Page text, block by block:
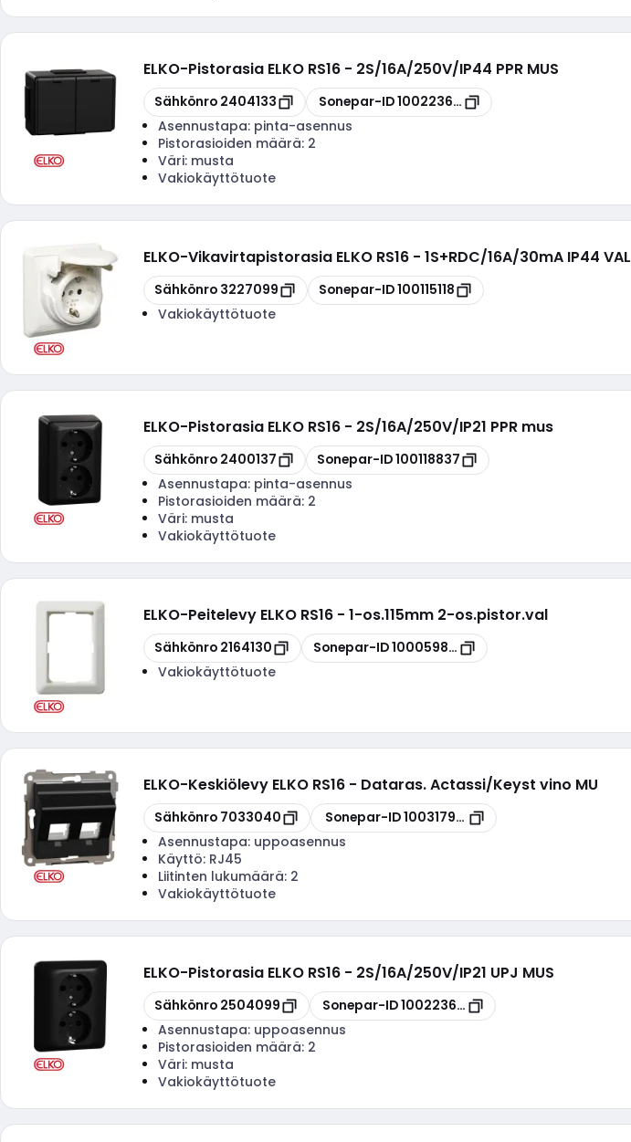
ELKO-Pistorasia ELKO RS16 - 2S/16A/250V/IP44 PPR MUS
Kopioi
Sähkönro 2404133 Kopioi
Sonepar-ID100223622
Asennustapa: pinta-asennus
Pistorasioiden määrä: 2
Väri: musta
Vakiokäyttötuote
ELKO-Vikavirtapistorasia ELKO RS16 - 1S+RDC/16A/30mA IP44 VAL
Kopioi
Sähkönro 3227099 Kopioi
Sonepar-ID100115118
Vakiokäyttötuote
ELKO-Pistorasia ELKO RS16 - 2S/16A/250V/IP21 PPR mus
Kopioi
Sähkönro 2400137 Kopioi
Sonepar-ID100118837
Asennustapa: pinta-asennus
Pistorasioiden määrä: 2
Väri: musta
Vakiokäyttötuote
ELKO-Peitelevy ELKO RS16 - 1-os.115mm 2-os.pistor.val
Kopioi
Sähkönro 2164130 Kopioi
Sonepar-ID100059878
Vakiokäyttötuote
ELKO-Keskiölevy ELKO RS16 - Dataras. Actassi/Keyst vino MU
Kopioi
Sähkönro 7033040 Kopioi
Sonepar-ID100317985
Asennustapa: uppoasennus
Käyttö: RJ45
Liitinten lukumäärä: 2
Vakiokäyttötuote
ELKO-Pistorasia ELKO RS16 - 2S/16A/250V/IP21 UPJ MUS
Kopioi
Sähkönro 2504099 Kopioi
Sonepar-ID100223632
Asennustapa: uppoasennus
Pistorasioiden määrä: 2
Väri: musta
Vakiokäyttötuote